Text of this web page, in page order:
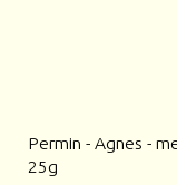
Permin - Agnes -
25g